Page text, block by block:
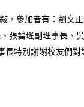
，參加者有：劉文
張碧瑤副理事長、
特別謝謝校友們對